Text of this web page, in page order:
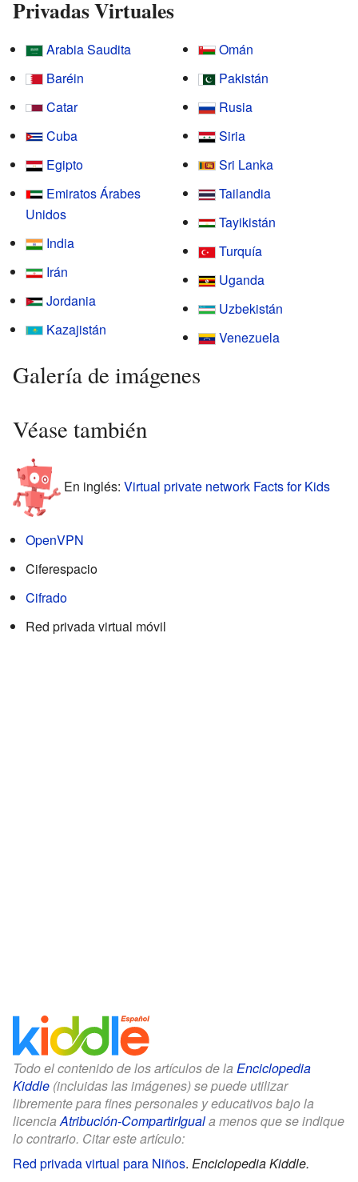
Privadas Virtuales
Arabia Saudita
Baréin
Catar
Cuba
Egipto
Emiratos Árabes
Unidos
India
Irán
Jordania
Kazajistán
Omán
Pakistán
Rusia
Siria
Sri Lanka
Tailandia
Tayikistán
Turquía
Uganda
Uzbekistán
Venezuela
Galería de imágenes
Véase también
En inglés: Virtual private network Facts for Kids
OpenVPN
Ciferespacio
Cifrado
Red privada virtual móvil
Todo el contenido de los artículos de la Enciclopedia
Kiddle (incluidas las imágenes) se puede utilizar
libremente para fines personales y educativos bajo la
licencia Atribución-CompartirIguala menos que se indique
lo contrario. Citar este artículo:
Red privada virtual para Niños. Enciclopedia Kiddle.